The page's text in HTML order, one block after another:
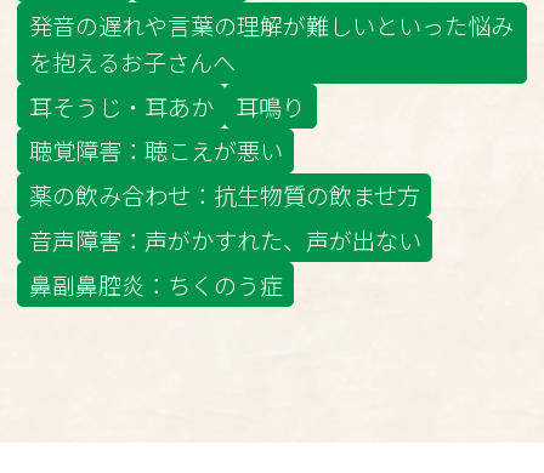
発音の遅れや言葉の理解が難しいといった悩み
を抱えるお子さんへ
耳そうじ・耳あか
耳鳴り
聴覚障害：聴こえが悪い
薬の飲み合わせ：抗生物質の飲ませ方
音声障害：声がかすれた、声が出ない
鼻副鼻腔炎：ちくのう症